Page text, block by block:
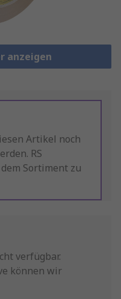
anzeigen
Artikel noch
RS
Sortiment zu
verfügbar.
können wir